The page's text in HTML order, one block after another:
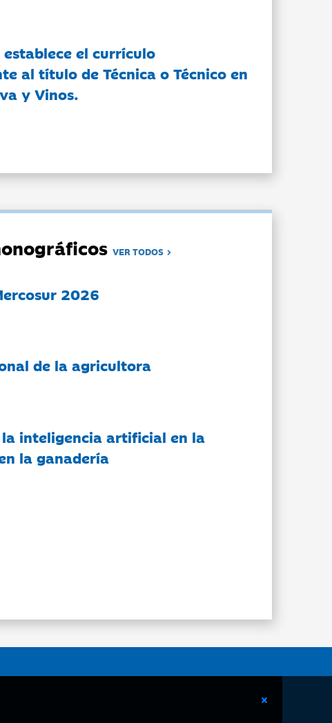
establece el currículo
al título de Técnica o Técnico en
y Vinos.
VER TODOS
2026
de la agricultora
inteligencia artificial en la
la ganadería